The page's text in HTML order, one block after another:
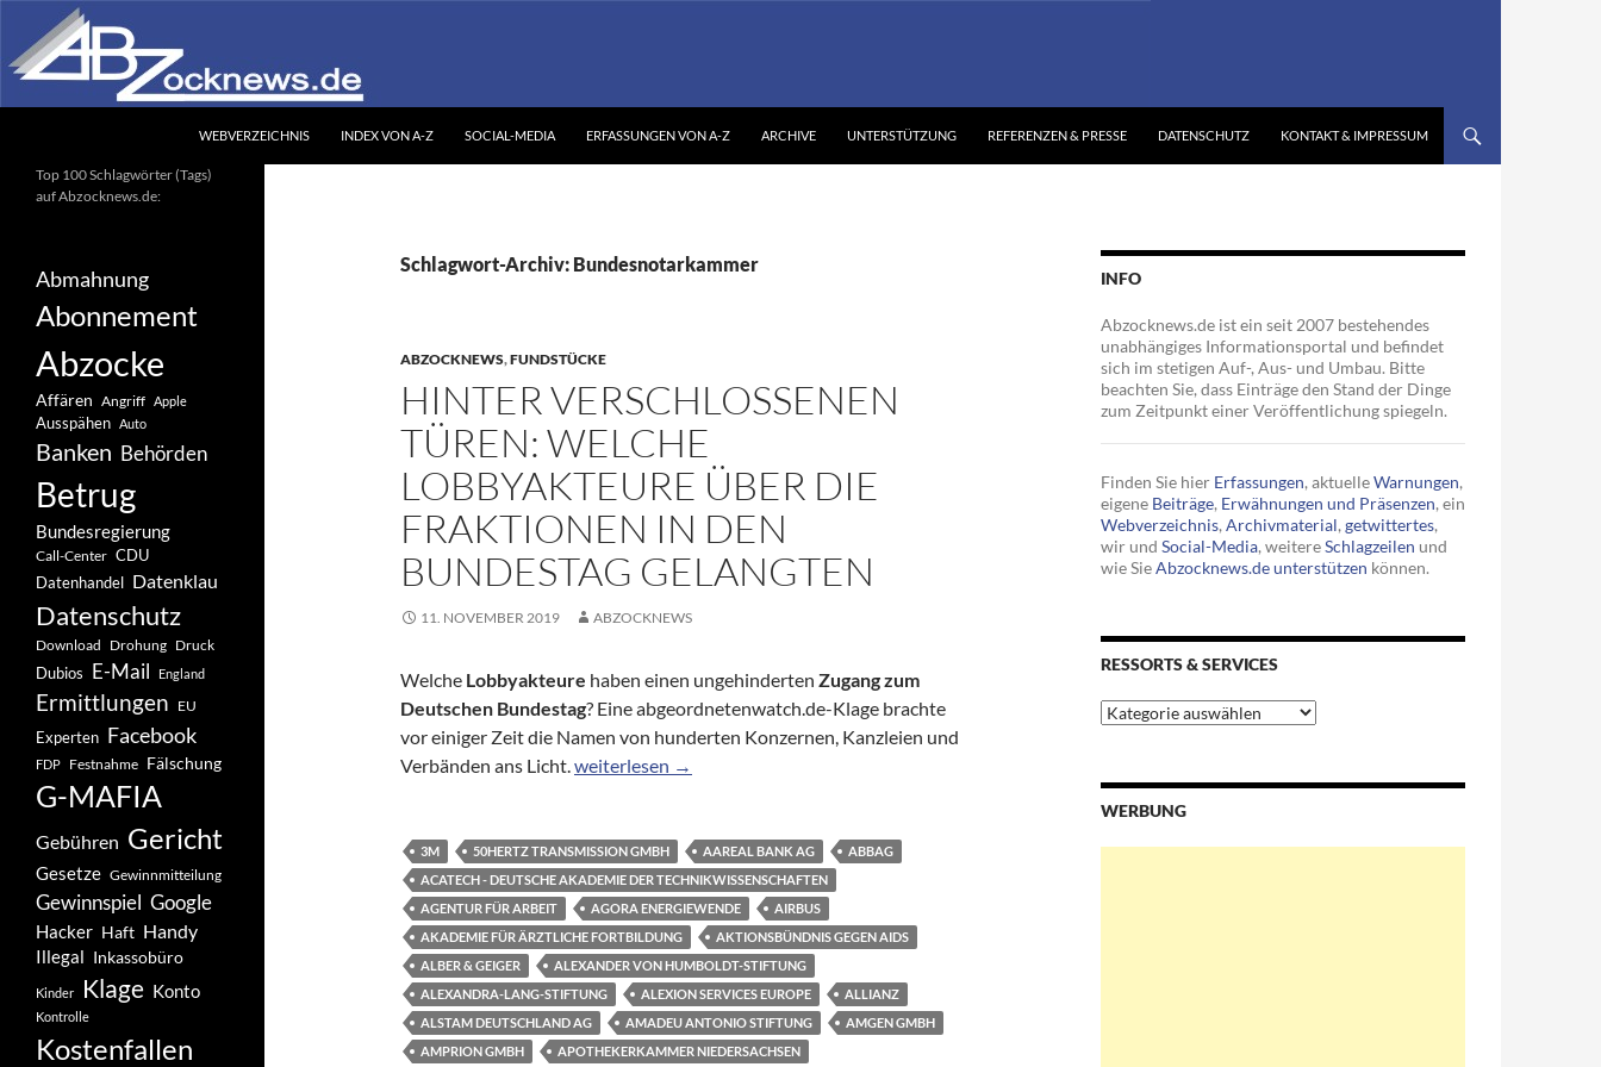
Inhalt
springen
WEBVERZEICHNIS INDEX VON A-Z SOCIAL-MEDIA ERFASSUNGEN VON A-Z ARCHIVE UNTERSTÜTZUNG REFERENZEN & PRESSE DATENSCHUTZ KONTAKT & IMPRESSUM
Schlagwort-Archiv: Bundesnotarkammer
ABZOCKNEWS,FUNDSTÜCKE
HINTER VERSCHLOSSENEN
TÜREN: WELCHE
LOBBYAKTEURE ÜBER DIE
FRAKTIONEN IN DEN
BUNDESTAG GELANGTEN
11. NOVEMBER 2019 ABZOCKNEWS
Welche Lobbyakteure haben einen ungehinderten Zugang zum
Deutschen Bundestag? Eine abgeordnetenwatch.de-Klage brachte
vor einiger Zeit die Namen von hunderten Konzernen, Kanzleien und
Verbänden ans Licht.Hinter verschlossenen Türen: Welche Lobbyakteure über die Fraktionen in den Bundestag gelangten
weiterlesen →
3M 50HERTZ TRANSMISSION GMBH AAREAL BANK AG
ABBAG
ACATECH - DEUTSCHE AKADEMIE DER TECHNIKWISSENSCHAFTEN
AGENTUR FÜR ARBEIT
AGORA ENERGIEWENDE
AIRBUS
AKADEMIE FÜR ÄRZTLICHE FORTBILDUNG
AKTIONSBÜNDNIS GEGEN AIDS
ALBER & GEIGER
ALEXANDER VON HUMBOLDT-STIFTUNG
ALEXANDRA-LANG-STIFTUNG
ALEXION SERVICES EUROPE
ALLIANZ
ALSTAM DEUTSCHLAND AG
AMADEU ANTONIO STIFTUNG
AMGEN GMBH
AMPRION GMBH
APOTHEKERKAMMER NIEDERSACHSEN
INFO
Abzocknews.de ist ein seit 2007 bestehendes
unabhängiges Informationsportal und befindet
sich im stetigen Auf-, Aus- und Umbau. Bitte
beachten Sie, dass Einträge den Stand der Dinge
zum Zeitpunkt einer Veröffentlichung spiegeln.
Finden Sie hier Erfassungen, aktuelleWarnungen,
eigene Beiträge, Erwähnungen und Präsenzen, ein
Webverzeichnis, Archivmaterial, getwittertes,
wir und Social-Media, weitereSchlagzeilen und
wie SieAbzocknews.de unterstützen können.
RESSORTS & SERVICES
Ressorts
&
WERBUNG
Ihr unabhängiges
Informationsportal
Top 100 Schlagwörter (Tags)
auf Abzocknews.de:
Abmahnung
Abonnement
Abzocke
Affären Angriff Apple
Ausspähen Auto
Banken Behörden
Betrug
Bundesregierung
Call-Center CDU
Datenhandel Datenklau
Datenschutz
Download Drohung Druck
Dubios E-Mail England
Ermittlungen EU
Experten Facebook
FDP Festnahme Fälschung
G-MAFIA
Gebühren Gericht
Gesetze Gewinnmitteilung
Gewinnspiel Google
Hacker Haft Handy
Illegal Inkassobüro
Kinder Klage Konto
Kontrolle
Kostenfallen